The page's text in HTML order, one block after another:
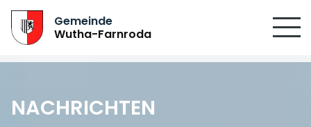
Gemeinde
Wutha-Farnroda
NACHRICHTEN